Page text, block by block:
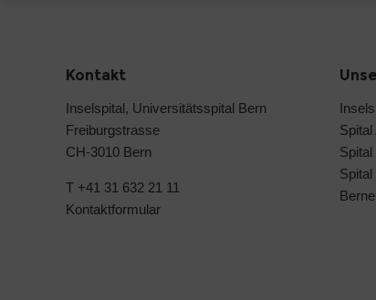
Kontakt
Inselspital, Universitätsspital Bern
Freiburgstrasse
CH-3010 Bern
T +41 31 632 21 11
Kontaktformular
Spital